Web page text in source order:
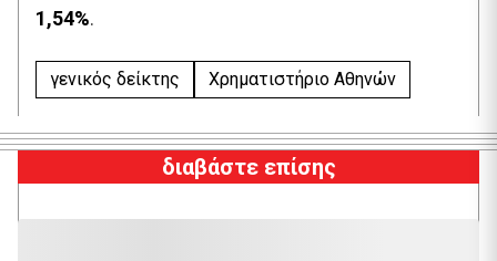
1,54%.
γενικός δείκτης Χρηματιστήριο Aθηνών
διαβάστε επίσης